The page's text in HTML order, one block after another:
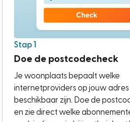
Stap 1
Doe de postcodecheck
Je woonplaats bepaalt welke
internetproviders op jouw adres
beschikbaar zijn. Doe de
en zie direct welke